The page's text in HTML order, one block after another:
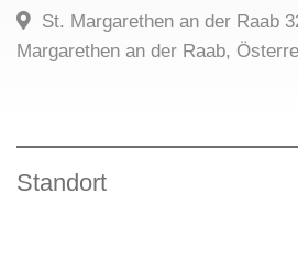
St. Margarethen an der Raab
Margarethen an der Raab,
Standort